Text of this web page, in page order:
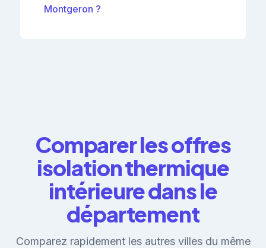
Montgeron ?
Comparer les offres
isolation thermique
intérieure dans le
département
Comparez rapidement les autres villes du même